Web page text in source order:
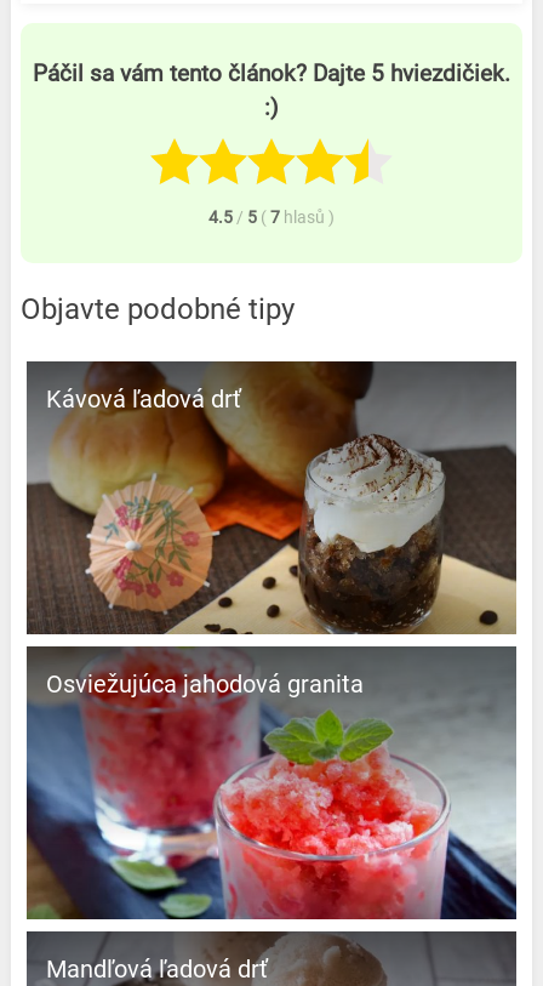
Páčil sa vám tento článok? Dajte 5 hviezdičiek.
:)
4.5 / 5 (7 hlasů )
Objavte podobné tipy
Kávová ľadová drť
Osviežujúca jahodová granita
Mandľová ľadová drť